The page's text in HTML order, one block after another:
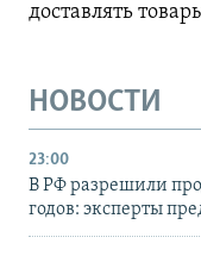
доставлять
НОВОСТИ
23:00
В РФ разрешили
годов: эксперты